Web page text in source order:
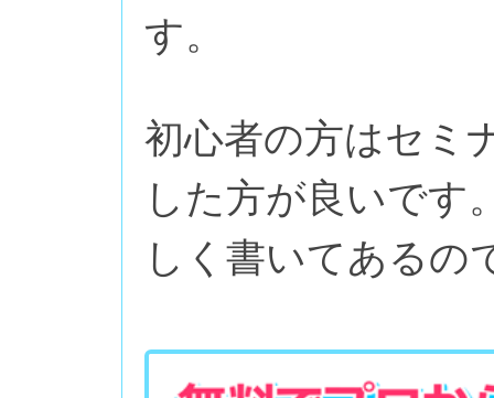
す。
初心者の方はセミ
した方が良いです
しく書いてあるの